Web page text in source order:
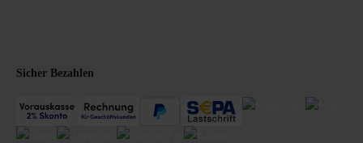
Sicher Bezahlen